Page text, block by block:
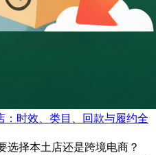
：时效、类目、回款与履约全
选择本土店还是跨境电商？